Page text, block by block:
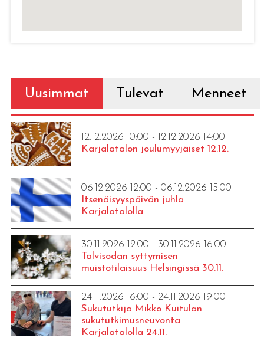
Uusimmat Tulevat Menneet
12.12.2026 10:00 - 12.12.2026 14:00
Karjalatalon joulumyyjäiset 12.12.
06.12.2026 12:00 - 06.12.2026 15:00
Itsenäisyyspäivän juhla
Karjalatalolla
30.11.2026 12:00 - 30.11.2026 16:00
Talvisodan syttymisen
muistotilaisuus Helsingissä 30.11.
24.11.2026 16:00 - 24.11.2026 19:00
Sukututkija Mikko Kuitulan
sukututkimusneuvonta
Karjalatalolla 24.11.